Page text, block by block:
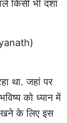
किसी भी दशा
था. जहां पर
को ध्यान में
के लिए इस